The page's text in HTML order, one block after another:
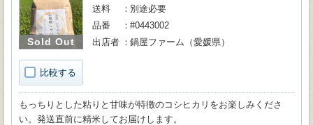
Sold Out
比較する
送料
別途必要
品番
#0443002
出店者
鍋屋ファーム（愛媛県）
もっちりとした粘りと甘味が特徴のコシヒカリをお楽しみくださ
い。発送直前に精米してお届けします。